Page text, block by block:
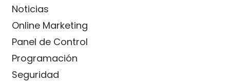
Noticias
Online Marketing
Panel de Control
Programación
Seguridad